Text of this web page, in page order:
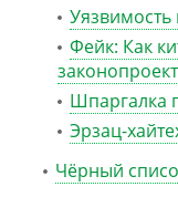
Уязвимость
Фейк: Как
Шпаргалка
Эрзац-
Чёрный